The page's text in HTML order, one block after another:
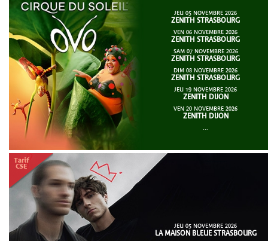
JEU 05 NOVEMBRE 2026
ZENITH STRASBOURG
VEN 06 NOVEMBRE 2026
ZENITH STRASBOURG
SAM 07 NOVEMBRE 2026
ZENITH STRASBOURG
DIM 08 NOVEMBRE 2026
ZENITH STRASBOURG
JEU 19 NOVEMBRE 2026
ZENITH DIJON
VEN 20 NOVEMBRE 2026
ZENITH DIJON
...
JEU 05 NOVEMBRE 2026
LA MAISON BLEUE STRASBOURG